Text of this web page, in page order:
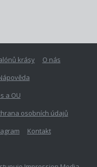
krásy
O nás
a OU
osobních údajů
Kontakt